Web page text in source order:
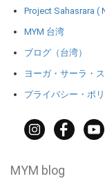
Project Sahasrara (
MYM 台湾
ブログ（台湾）
ヨーガ・サーラ・
プライバシー・ポ
MYM blog